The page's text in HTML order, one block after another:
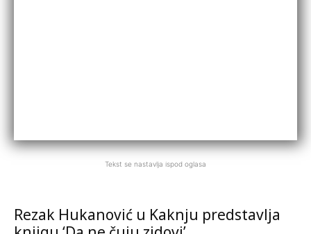
Tekst se nastavlja ispod oglasa
Rezak Hukanović u Kaknju predstavlja